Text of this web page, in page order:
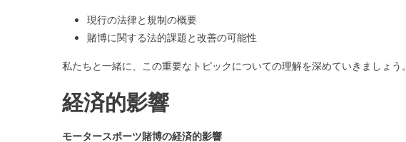
現行の法律と規制の概要
賭博に関する法的課題と改善の可能性
私たちと一緒に、この重要なトピックについての理解を深めていきましょう。
経済的影響
モータースポーツ賭博の経済的影響